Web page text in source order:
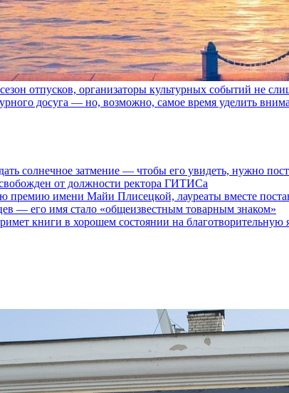
песни «Короля и Шута» в
отпусков, организаторы культурных событий не
досуга — но, возможно, самое время уделить
солнечное затмение — чтобы его увидеть, нужно
от должности ректора ГИТИСа
премию имени Майи Плисецкой, лауреаты вместе
— его имя стало «общеизвестным товарным знаком»
книги в хорошем состоянии на благотворительную